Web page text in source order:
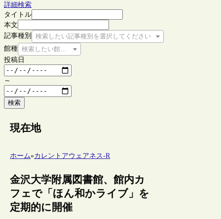
詳細検索
タイトル
本文
記事種別
検索したい記事種別を選択してください
館種 検索したい館種を選択してください
投稿日
～
検索
現在地
ホーム»カレントアウェアネス-R
金沢大学附属図書館、館内カ
フェで「ほん和かライブ」を
定期的に開催